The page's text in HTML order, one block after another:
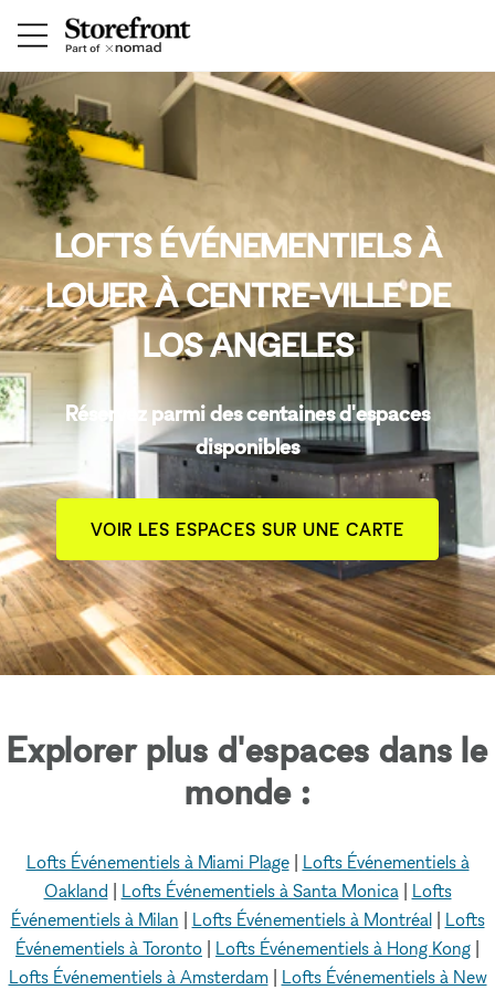
LOFTS ÉVÉNEMENTIELS À
LOUER À CENTRE-VILLE DE
LOS ANGELES
Réservez parmi des centaines d'espaces
disponibles
VOIR LES ESPACES SUR UNE CARTE
Explorer plus d'espaces dans le
monde :
Lofts Événementiels à Miami Plage| Lofts Événementiels à
Oakland
Lofts Événementiels à Santa Monica| Lofts
Événementiels à Milan
Lofts Événementiels à Montréal| Lofts
Événementiels à Toronto
Lofts Événementiels à Hong Kong
Lofts Événementiels à Amsterdam| Lofts Événementiels à New